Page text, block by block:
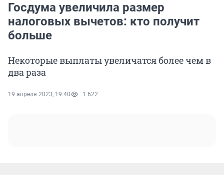
Госдума увеличила размер
налоговых вычетов: кто получит
больше
Некоторые выплаты увеличатся более чем в
два раза
19 апреля 2023, 19:40 1 622